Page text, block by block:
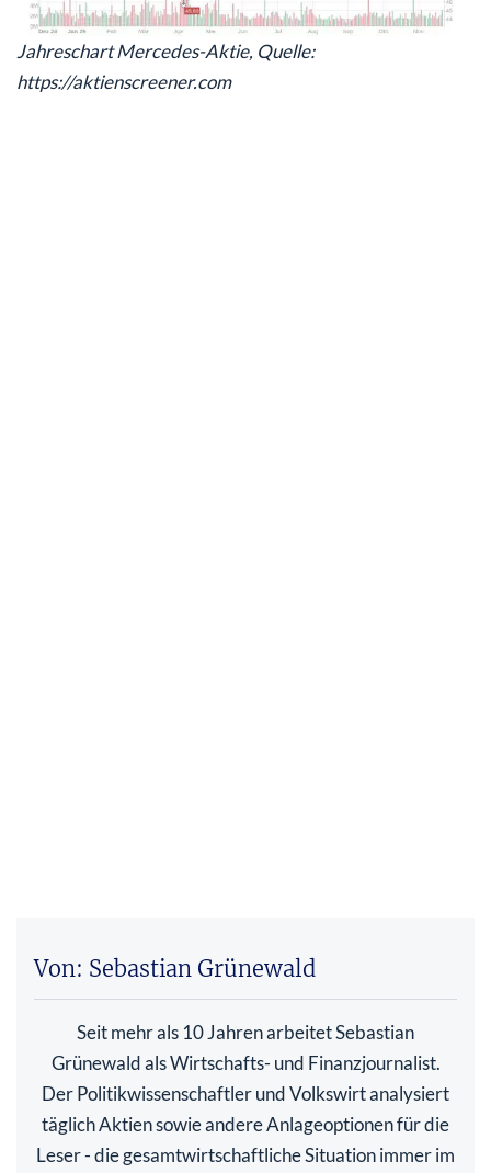
Jahreschart Mercedes-Aktie, Quelle:
https://aktienscreener.com
Von: Sebastian Grünewald
Seit mehr als 10 Jahren arbeitet Sebastian
Grünewald als Wirtschafts- und Finanzjournalist.
Der Politikwissenschaftler und Volkswirt analysiert
täglich Aktien sowie andere Anlageoptionen für die
Leser - die gesamtwirtschaftliche Situation immer im